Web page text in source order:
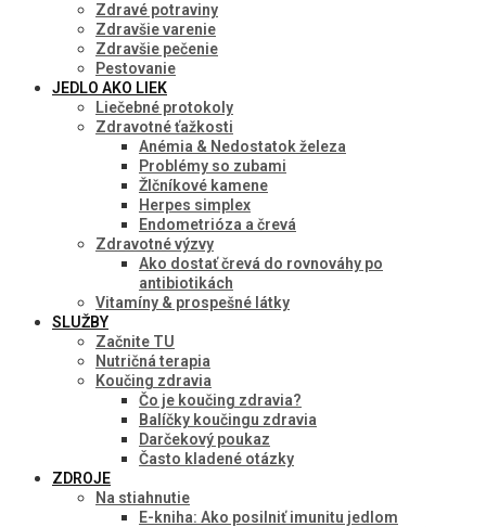
Zdravé potraviny
Zdravšie varenie
Zdravšie pečenie
Pestovanie
JEDLO AKO LIEK
Liečebné protokoly
Zdravotné ťažkosti
Anémia & Nedostatok železa
Problémy so zubami
Žlčníkové kamene
Herpes simplex
Endometrióza a črevá
Zdravotné výzvy
Ako dostať črevá do rovnováhy po
antibiotikách
Vitamíny & prospešné látky
SLUŽBY
Začnite TU
Nutričná terapia
Koučing zdravia
Čo je koučing zdravia?
Balíčky koučingu zdravia
Darčekový poukaz
Často kladené otázky
ZDROJE
Na stiahnutie
E-kniha: Ako posilniť imunitu jedlom